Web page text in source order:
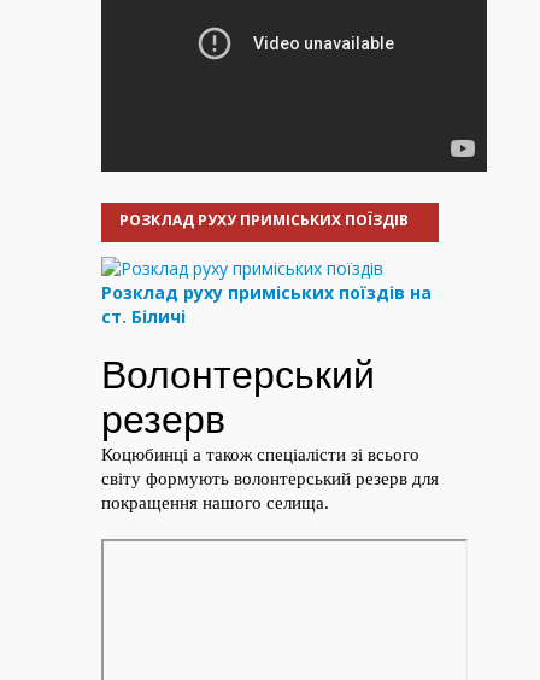
РОЗКЛАД РУХУ ПРИМІСЬКИХ ПОЇЗДІВ
Розклад руху приміських поїздів на
ст. Біличі